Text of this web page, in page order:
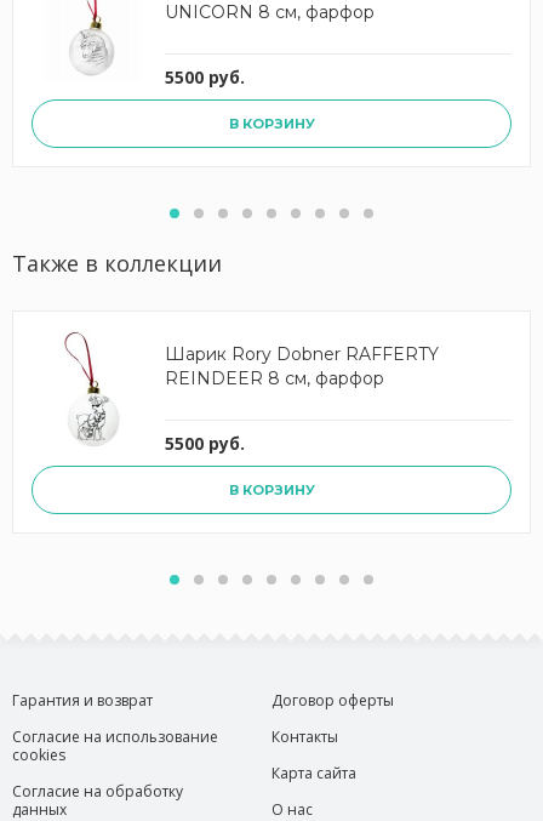
UNICORN 8 см, фарфор
5500 руб.
В КОРЗИНУ
Также в коллекции
Шарик Rory Dobner RAFFERTY
REINDEER 8 см, фарфор
5500 руб.
В КОРЗИНУ
Гарантия и возврат
Согласие на использование
cookies
Согласие на обработку
данных
Договор оферты
Контакты
Карта сайта
О нас